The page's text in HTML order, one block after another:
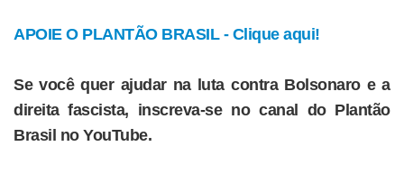
APOIE O PLANTÃO BRASIL - Clique aqui!
Se você quer ajudar na luta contra Bolsonaro e a
direita fascista, inscreva-se no canal do Plantão
Brasil no YouTube.